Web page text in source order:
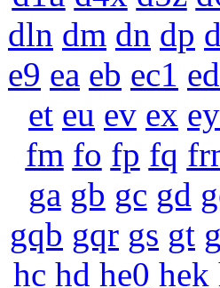
dln dm dn dp
e9 ea eb ec1
et eu ev ex ey
fm fo fp fq
ga gb gc gd
gqb gqr gs gt
hc hd he0 hek